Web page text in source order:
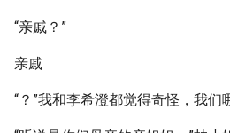
“亲戚？”
亲戚
“？”我和李希澄都觉得奇怪，我们